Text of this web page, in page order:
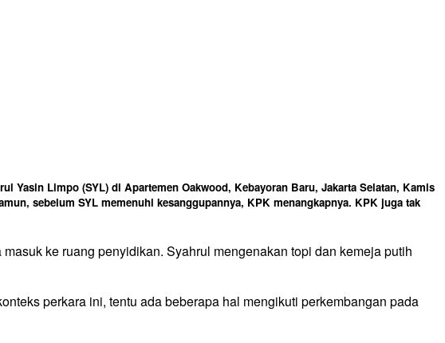
Yasin Limpo (SYL) di Apartemen Oakwood, Kebayoran Baru, Jakarta Selatan, Kamis
sebelum SYL memenuhi kesanggupannya, KPK menangkapnya. KPK juga tak
ke ruang penyidikan. Syahrul mengenakan topi dan kemeja putih
perkara ini, tentu ada beberapa hal mengikuti perkembangan pada